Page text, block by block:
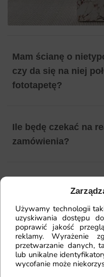
Używamy technologii
uzyskiwania dostępu
poprawić jakość
reklamy. Wyrażenie
przetwarzanie danych,
lub unikalne
wycofanie może
Mam ścianę o
czy da się na niej
fototapetę?
Ile będę czekać na
zamówienia?
Jak zamontować
przygotować ścianę?